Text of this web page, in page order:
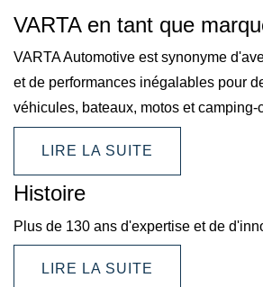
VARTA en tant que
VARTA Automotive est synonyme
et de performances inégalables pour
véhicules, bateaux, motos et camping-
LIRE LA SUITE
Histoire
Plus de 130 ans d'expertise et de
LIRE LA SUITE